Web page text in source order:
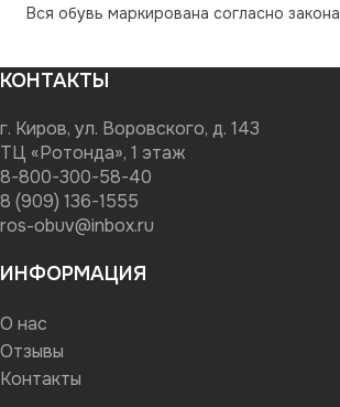
Вся обувь маркирована согласно закона
КОНТАКТЫ
г. Киров, ул. Воровского, д. 143
ТЦ «Ротонда», 1 этаж
8-800-300-58-40
8 (909) 136-1555
ros-obuv@inbox.ru
ИНФОРМАЦИЯ
О нас
Отзывы
Контакты